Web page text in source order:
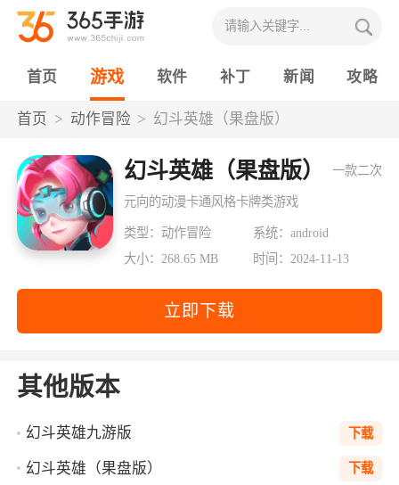
首页 游戏 软件 补丁 新闻 攻略
首页 动作冒险 幻斗英雄（果盘版）
幻斗英雄（果盘版） 一款二次
元向的动漫卡通风格卡牌类游戏
类型：动作冒险
系统：android
大小：268.65 MB
时间：2024-11-13
立即下载
其他版本
幻斗英雄九游版 下载
幻斗英雄（果盘版） 下载